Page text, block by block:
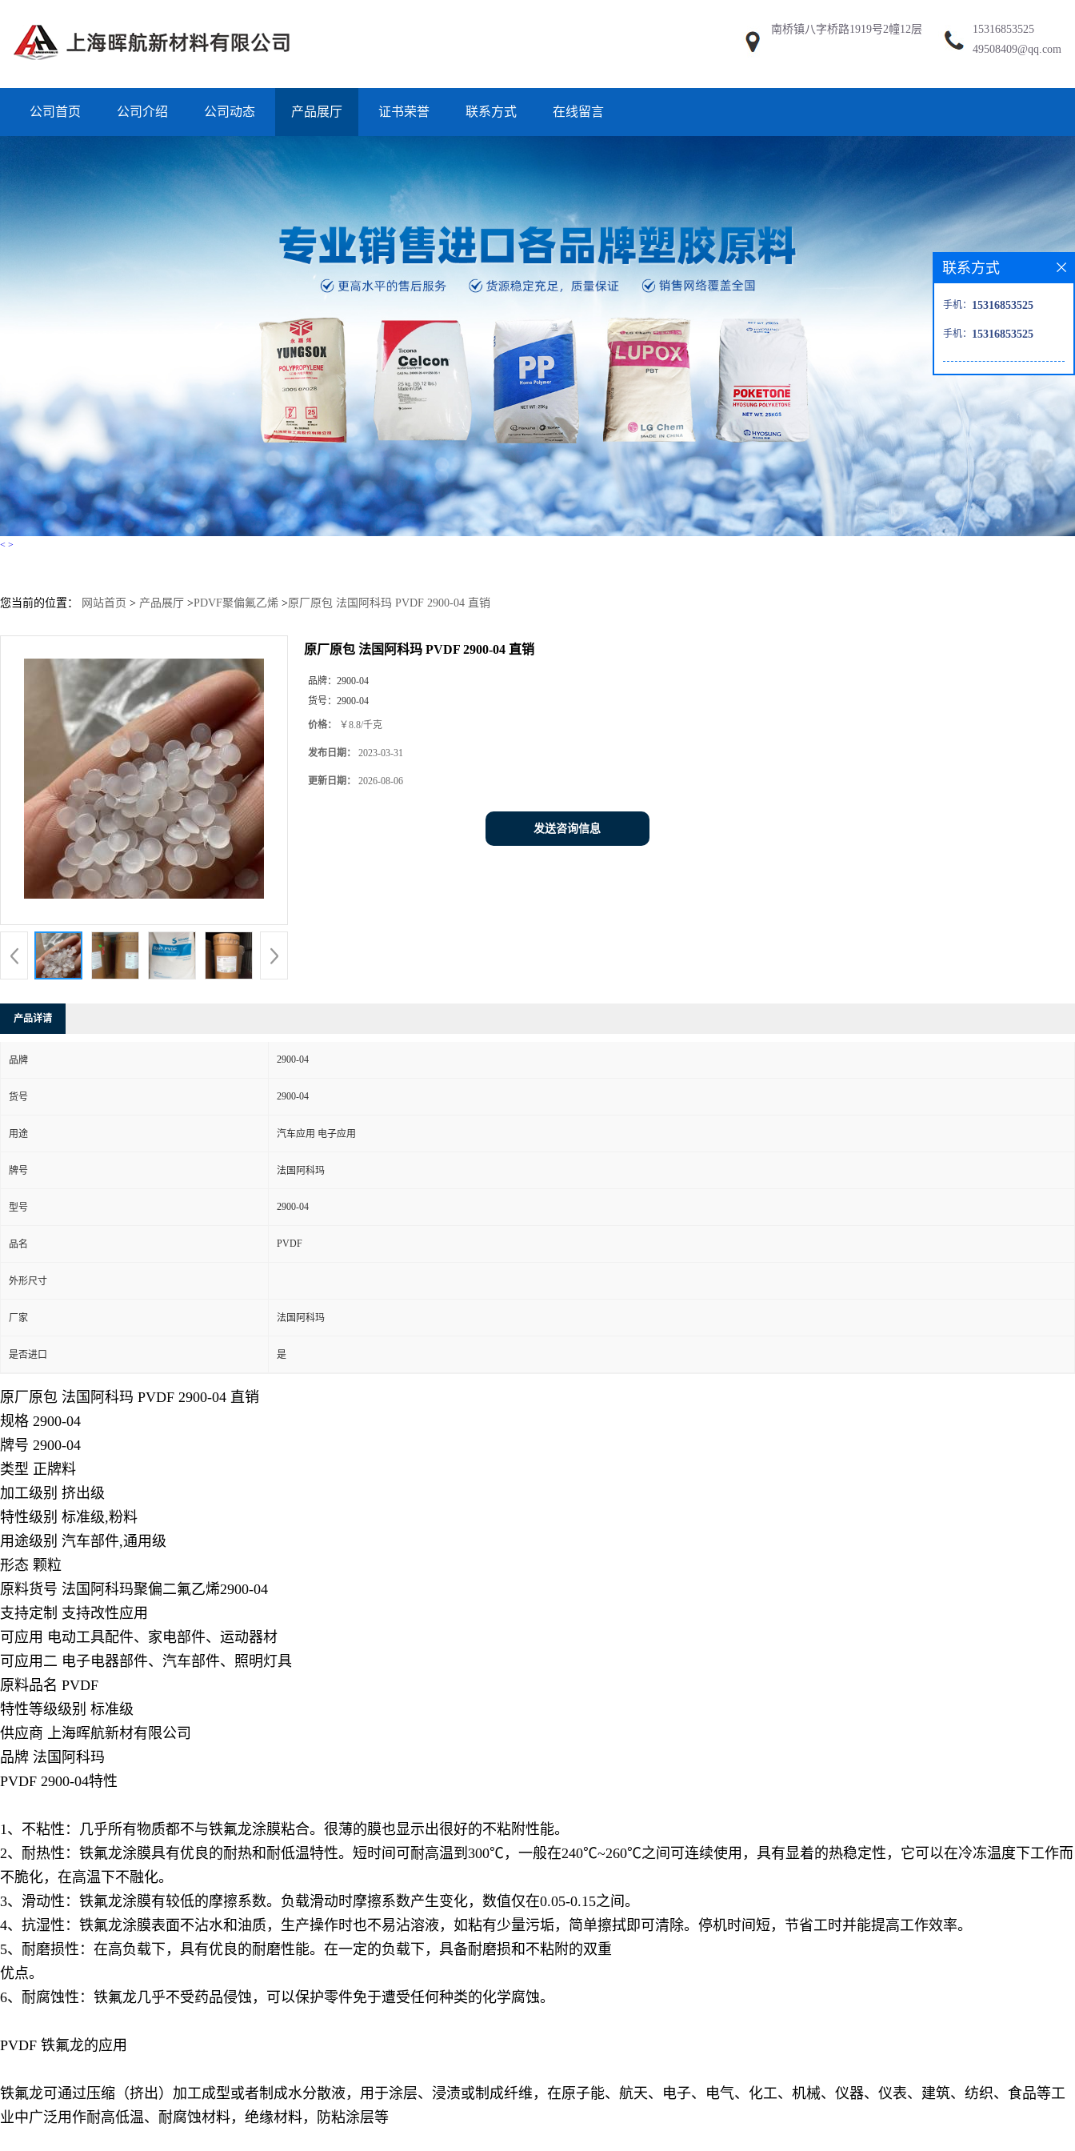
南桥镇八字桥路1919号2幢12层
15316853525
49508409@qq.com
公司首页 公司介绍 公司动态 产品展厅 证书荣誉 联系方式 在线留言
< >
您当前的位置： 网站首页 > 产品展厅 >PDVF聚偏氟乙烯 >原厂原包 法国阿科玛 PVDF 2900-04 直销
原厂原包 法国阿科玛 PVDF 2900-04 直销
品牌： 2900-04
货号： 2900-04
价格： ￥8.8/千克
发布日期： 2023-03-31
更新日期： 2026-08-06
发送咨询信息
产品详请
品牌 2900-04
货号 2900-04
用途 汽车应用 电子应用
牌号 法国阿科玛
型号 2900-04
品名 PVDF
外形尺寸
厂家 法国阿科玛
是否进口 是
原厂原包 法国阿科玛 PVDF 2900-04 直销
规格 2900-04
牌号 2900-04
类型 正牌料
加工级别 挤出级
特性级别 标准级,粉料
用途级别 汽车部件,通用级
形态 颗粒
原料货号 法国阿科玛聚偏二氟乙烯2900-04
支持定制 支持改性应用
可应用 电动工具配件、家电部件、运动器材
可应用二 电子电器部件、汽车部件、照明灯具
原料品名 PVDF
特性等级级别 标准级
供应商 上海晖航新材有限公司
品牌 法国阿科玛
PVDF 2900-04特性
1、不粘性：几乎所有物质都不与铁氟龙涂膜粘合。很薄的膜也显示出很好的不粘附性能。
2、耐热性：铁氟龙涂膜具有优良的耐热和耐低温特性。短时间可耐高温到300℃，一般在240℃~260℃之间可连续使用，具有显着的热稳定性，它可以在冷冻温度下工作而
不脆化，在高温下不融化。
3、滑动性：铁氟龙涂膜有较低的摩擦系数。负载滑动时摩擦系数产生变化，数值仅在0.05-0.15之间。
4、抗湿性：铁氟龙涂膜表面不沾水和油质，生产操作时也不易沾溶液，如粘有少量污垢，简单擦拭即可清除。停机时间短，节省工时并能提高工作效率。
5、耐磨损性：在高负载下，具有优良的耐磨性能。在一定的负载下，具备耐磨损和不粘附的双重
优点。
6、耐腐蚀性：铁氟龙几乎不受药品侵蚀，可以保护零件免于遭受任何种类的化学腐蚀。
PVDF 铁氟龙的应用
铁氟龙可通过压缩（挤出）加工成型或者制成水分散液，用于涂层、浸渍或制成纤维，在原子能、航天、电子、电气、化工、机械、仪器、仪表、建筑、纺织、食品等工
业中广泛用作耐高低温、耐腐蚀材料，绝缘材料，防粘涂层等
联系方式
手机： 15316853525
手机： 15316853525